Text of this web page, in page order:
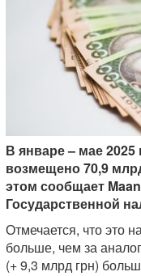
В январе – мае
возмещено 70,9
этом сообщает
Государственной
Отмечается, что это
больше, чем за
(+ 9,3 млрд грн)